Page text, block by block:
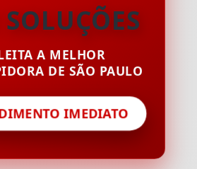
A MELHOR
DE SÃO PAULO
IMEDIATO